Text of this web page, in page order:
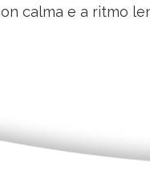
calma e a ritmo